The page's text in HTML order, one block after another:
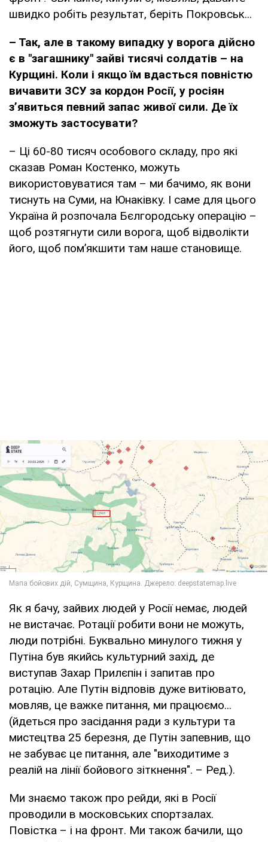
швидко робіть результат, беріть Покровськ...
– Так, але в такому випадку у ворога дійсно
є в "загашнику" зайві тисячі солдатів – на
Курщині. Коли і якщо їм вдасться повністю
вичавити ЗСУ за кордон Росії, у росіян
з’явиться певний запас живої сили. Де їх
зможуть застосувати?
– Ці 60-80 тисяч особового складу, про які
сказав Роман Костенко, можуть
використовуватися там – ми бачимо, як вони
тиснуть на Суми, на Юнаківку. І саме для цього
Україна й розпочала Бєлгородську операцію –
щоб розтягнути сили ворога, щоб відволікти
його, щоб пом’якшити там наше становище.
Як я бачу, зайвих людей у Росії немає, людей
не вистачає. Ротації робити вони не можуть,
люди потрібні. Буквально минулого тижня у
Путіна був якийсь культурний захід, де
виступав Захар Прилєпін і запитав про
ротацію. Але Путін відповів дуже витіювато,
мовляв, це важке питання, ми працюємо...
(йдеться про засідання ради з культури та
мистецтва 25 березня, де Путін запевнив, що
не забуває це питання, але "виходитиме з
реалій на лінії бойового зіткнення". – Ред.).
Ми знаємо також про рейди, які в Росії
проводили в московських спортзалах.
Повістка – і на фронт. Ми також бачили, що